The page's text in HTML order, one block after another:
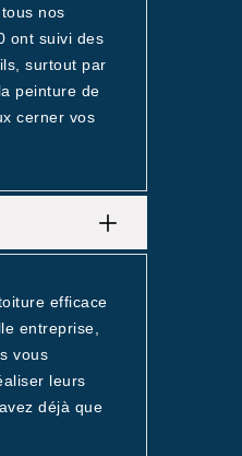
nos
ont suivi des
surtout par
peinture de
cerner vos
efficace
entreprise,
vous
leurs
déjà que